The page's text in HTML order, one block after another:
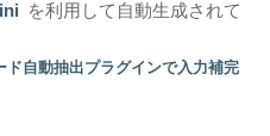
を利用して自動生成されて
ド自動抽出プラグインで入力補完